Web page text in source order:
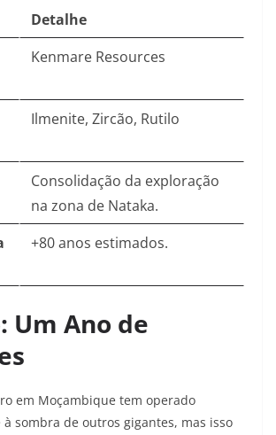
Detalhe
Kenmare Resources
Ilmenite, Zircão, Rutilo
Consolidação da exploração
na zona de Nataka.
+80 anos estimados.
Um Ano de
em Moçambique tem operado
sombra de outros gigantes, mas isso